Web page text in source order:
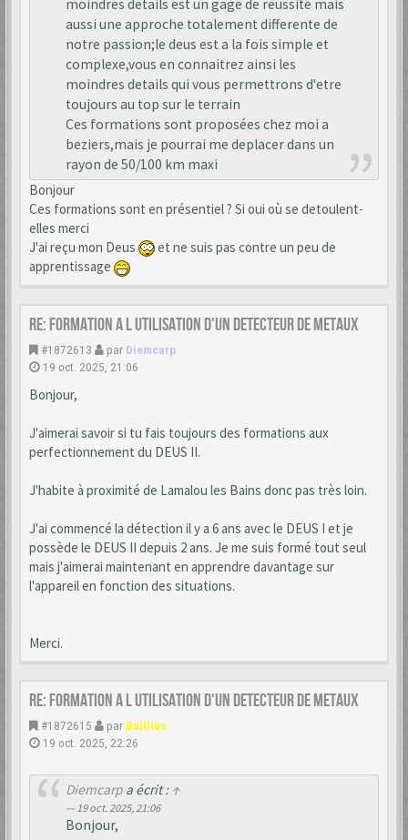
moindres details est un gage de reussite mais
aussi une approche totalement differente de
notre passion;le deus est a la fois simple et
complexe,vous en connaitrez ainsi les
moindres details qui vous permettrons d'etre
toujours au top sur le terrain
Ces formations sont proposées chez moi a
beziers,mais je pourrai me deplacer dans un
rayon de 50/100 km maxi
Bonjour
Ces formations sont en présentiel ? Si oui où se detoulent-
elles merci
J'ai reçu mon Deus
et ne suis pas contre un peu de
apprentissage
Re: formation a l utilisation d'un detecteur de metaux
#1872613 par Diemcarp
19 oct. 2025, 21:06
Bonjour,
J'aimerai savoir si tu fais toujours des formations aux
perfectionnement du DEUS II.
J'habite à proximité de Lamalou les Bains donc pas très loin.
J'ai commencé la détection il y a 6 ans avec le DEUS I et je
possède le DEUS II depuis 2 ans. Je me suis formé tout seul
mais j'aimerai maintenant en apprendre davantage sur
l'appareil en fonction des situations.
Merci.
Re: formation a l utilisation d'un detecteur de metaux
#1872615 par Baillius
19 oct. 2025, 22:26
Diemcarpa écrit : ↑
19 oct. 2025, 21:06
Bonjour,